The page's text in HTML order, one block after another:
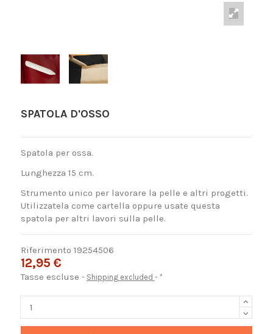
SPATOLA D'OSSO
Spatola per ossa.
Lunghezza 15 cm.
Strumento unico per lavorare la pelle e altri progetti.
Utilizzatela come cartella oppure usate questa
spatola per altri lavori sulla pelle.
Riferimento 19254506
12,95 €
Tasse escluse Shipping excluded *